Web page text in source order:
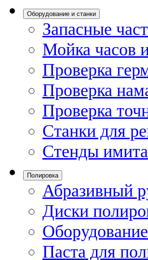
Оборудование и станки
Запасные
Мойка часов
Проверка
Проверка
Проверка
Станки для
Стенды
Полировка
Абразивный
Диски
Паста для